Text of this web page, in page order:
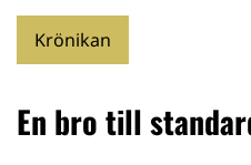
Krönikan
En bro till